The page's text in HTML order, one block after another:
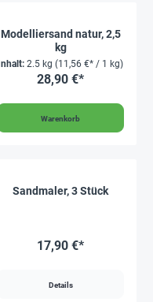
Modelliersand natur, 2,5
kg
Inhalt: 2.5 kg (11,56 €* / 1 kg)
28,90 €*
Warenkorb
Sandmaler, 3 Stück
17,90 €*
Details